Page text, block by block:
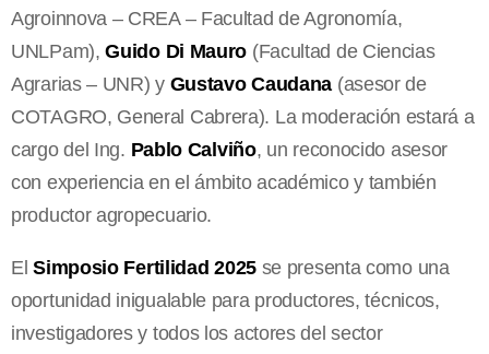
Agroinnova – CREA – Facultad de Agronomía,
UNLPam),Guido Di Mauro (Facultad de Ciencias
Agrarias – UNR) y Gustavo Caudana (asesor de
COTAGRO, General Cabrera). La moderación estará a
cargo del Ing. Pablo Calviño, un reconocido asesor
con experiencia en el ámbito académico y también
productor agropecuario.
ElSimposio Fertilidad 2025se presenta como una
oportunidad inigualable para productores, técnicos,
investigadores y todos los actores del sector